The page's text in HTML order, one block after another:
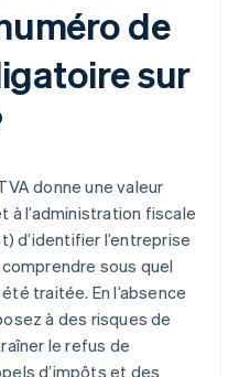
de
sur
donne une valeur
à l’administration fiscale
d’identifier l’entreprise
sous quel
traitée. En l’absence
à des risques de
le refus de
d’impôts et des